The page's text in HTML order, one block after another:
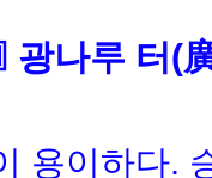
광나루 터(
용이하다.